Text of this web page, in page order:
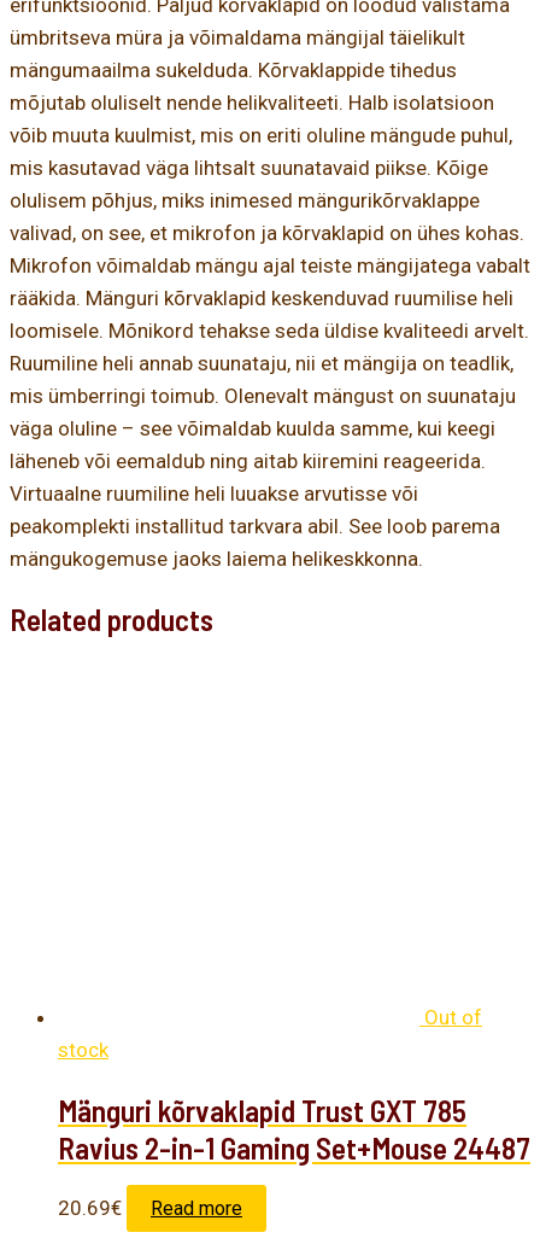
ümbritseva müra ja võimaldama mängijal täielikult
mängumaailma sukelduda. Kõrvaklappide tihedus
mõjutab oluliselt nende helikvaliteeti. Halb isolatsioon
võib muuta kuulmist, mis on eriti oluline mängude puhul,
mis kasutavad väga lihtsalt suunatavaid piikse. Kõige
olulisem põhjus, miks inimesed mängurikõrvaklappe
valivad, on see, et mikrofon ja kõrvaklapid on ühes kohas.
Mikrofon võimaldab mängu ajal teiste mängijatega vabalt
rääkida. Mänguri kõrvaklapid keskenduvad ruumilise heli
loomisele. Mõnikord tehakse seda üldise kvaliteedi arvelt.
Ruumiline heli annab suunataju, nii et mängija on teadlik,
mis ümberringi toimub. Olenevalt mängust on suunataju
väga oluline – see võimaldab kuulda samme, kui keegi
läheneb või eemaldub ning aitab kiiremini reageerida.
Virtuaalne ruumiline heli luuakse arvutisse või
peakomplekti installitud tarkvara abil. See loob parema
mängukogemuse jaoks laiema helikeskkonna.
Related products
Out of
stock
Mänguri kõrvaklapid Trust GXT 785
Ravius 2-in-1 Gaming Set+Mouse 24487
20.69€ Read more